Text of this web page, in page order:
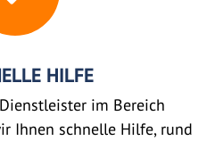
HILFE
im Bereich
Ihnen schnelle Hilfe, rund